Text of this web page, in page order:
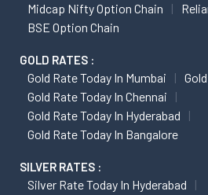
Midcap Nifty Option Chain
BSE Option Chain
GOLD RATES :
Gold Rate Today In Mumbai
Gold Rate Today In Chennai
Gold Rate Today In Hyderabad
Gold Rate Today In Bangalore
SILVER RATES :
Silver Rate Today In Hyderabad